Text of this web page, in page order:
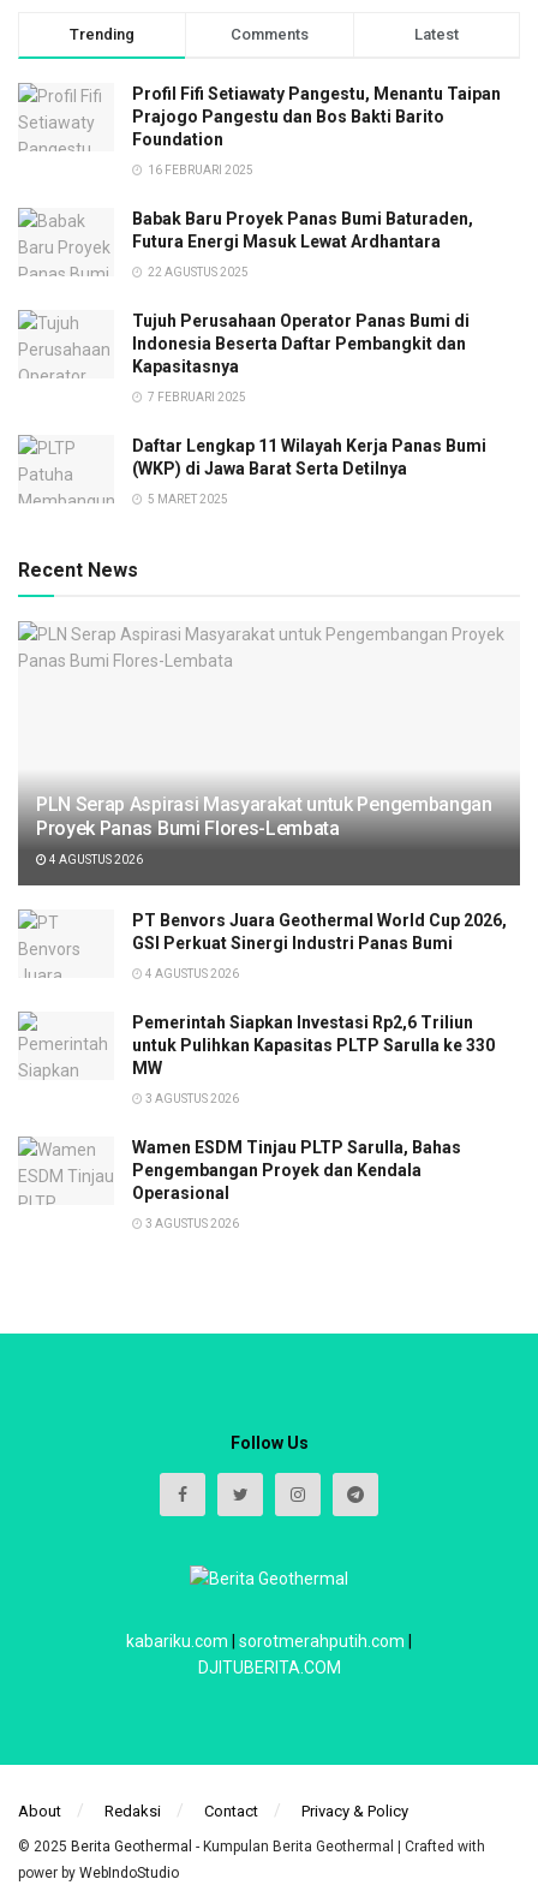
Trending Comments Latest
Profil Fifi Setiawaty Pangestu, Menantu Taipan
Prajogo Pangestu dan Bos Bakti Barito
Foundation
16 FEBRUARI 2025
Babak Baru Proyek Panas Bumi Baturaden,
Futura Energi Masuk Lewat Ardhantara
22 AGUSTUS 2025
Tujuh Perusahaan Operator Panas Bumi di
Indonesia Beserta Daftar Pembangkit dan
Kapasitasnya
7 FEBRUARI 2025
Daftar Lengkap 11 Wilayah Kerja Panas Bumi
(WKP) di Jawa Barat Serta Detilnya
5 MARET 2025
Recent News
PLN Serap Aspirasi Masyarakat untuk Pengembangan
Proyek Panas Bumi Flores-Lembata
4 AGUSTUS 2026
PT Benvors Juara Geothermal World Cup 2026,
GSI Perkuat Sinergi Industri Panas Bumi
4 AGUSTUS 2026
Pemerintah Siapkan Investasi Rp2,6 Triliun
untuk Pulihkan Kapasitas PLTP Sarulla ke 330
MW
3 AGUSTUS 2026
Wamen ESDM Tinjau PLTP Sarulla, Bahas
Pengembangan Proyek dan Kendala
Operasional
3 AGUSTUS 2026
Follow Us
kabariku.com sorotmerahputih.com
DJITUBERITA.COM
About Redaksi Contact Privacy & Policy
© 2025 Berita Geothermal - Kumpulan Berita Geothermal | Crafted with
power by WebIndoStudio